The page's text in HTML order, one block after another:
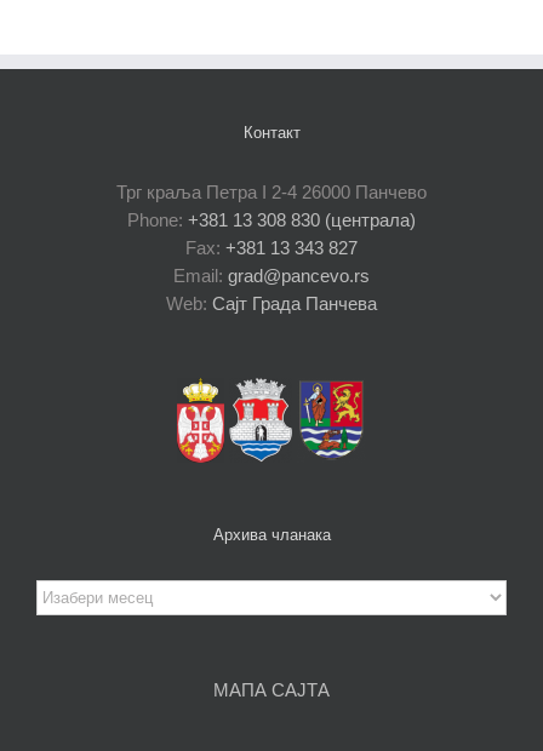
Контакт
Трг краља Петра I 2-4 26000 Панчево
Phone: +381 13 308 830 (централа)
Fax: +381 13 343 827
Email: grad@pancevo.rs
Web: Сајт Града Панчева
Архива чланака
Архива
чланака
МАПА САЈТА